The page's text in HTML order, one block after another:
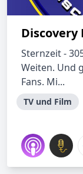
Discovery
Sternzeit -
Weiten. Und
Fans. Mi...
TV und Film